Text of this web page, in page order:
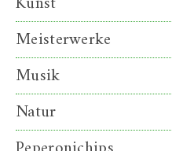
Meisterwerke
Musik
Natur